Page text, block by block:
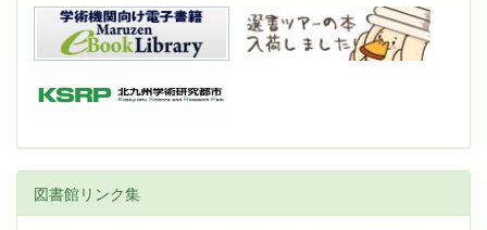
図書館リンク集